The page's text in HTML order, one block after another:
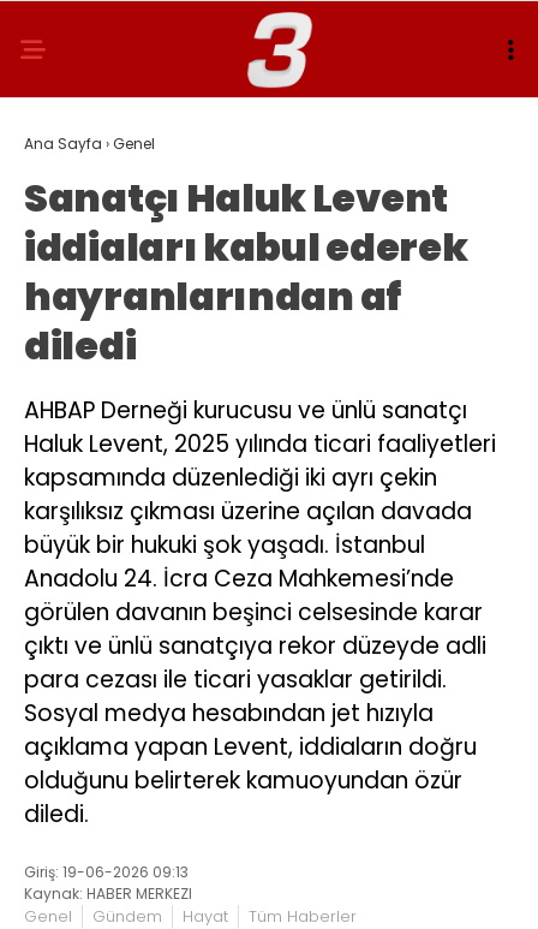
Ana Sayfa ›Genel
Sanatçı Haluk Levent
iddiaları kabul ederek
hayranlarından af
diledi
AHBAP Derneği kurucusu ve ünlü sanatçı
Haluk Levent, 2025 yılında ticari faaliyetleri
kapsamında düzenlediği iki ayrı çekin
karşılıksız çıkması üzerine açılan davada
büyük bir hukuki şok yaşadı. İstanbul
Anadolu 24. İcra Ceza Mahkemesi’nde
görülen davanın beşinci celsesinde karar
çıktı ve ünlü sanatçıya rekor düzeyde adli
para cezası ile ticari yasaklar getirildi.
Sosyal medya hesabından jet hızıyla
açıklama yapan Levent, iddiaların doğru
olduğunu belirterek kamuoyundan özür
diledi.
Giriş: 19-06-2026 09:13
Kaynak: HABER MERKEZI
Genel Gündem Hayat Tüm Haberler